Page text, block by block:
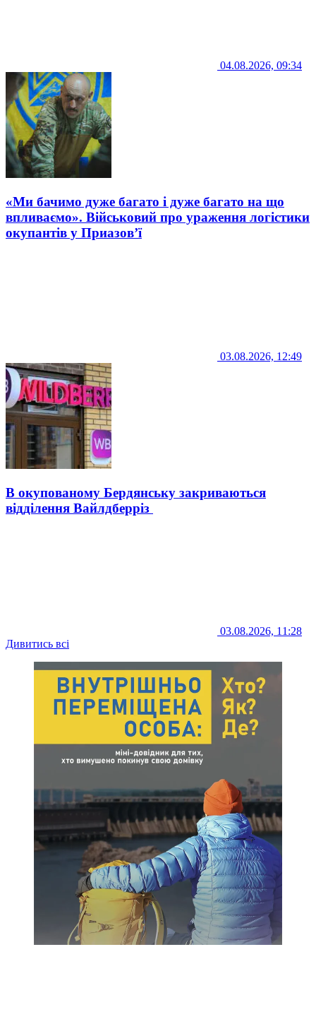
04.08.2026, 09:34
«Ми бачимо дуже багато і дуже багато на що
впливаємо». Військовий про ураження логістики
окупантів у Приазов’ї
03.08.2026, 12:49
В окупованому Бердянську закриваються
відділення Вайлдберріз
03.08.2026, 11:28
Дивитись всі